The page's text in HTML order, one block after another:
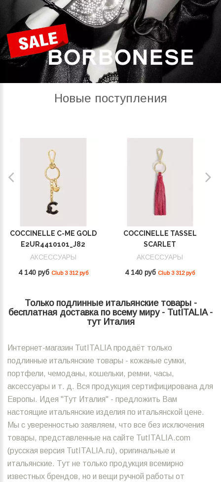
Новые поступления
COCCINELLE C-ME GOLD
E2UR4410101_J82
АКСЕССУАРЫ
4 140 руб Club 3 312 руб
COCCINELLE TASSEL
SCARLET
E2MU0410101_R02
АКСЕССУАРЫ
4 140 руб Club 3 312 руб
Только подлинные итальянские товары -
бесплатная доставка по всему миру - TutITALIA -
тут Италия
Интернет-магазин TutITALIA продаёт только
подлинные итальянские товары - кожаные сумки,
портфели, чемоданы, кошельки, ремни, часы,
аксессуары и т. д. Вся продукция сертифицирована для
Европы. Идея "Тут Италия" - предложить Вам
настоящие итальянские изделия по итальянской цене.
Мы с уверенностью заявляем, что все без исключения
товары, представленные на сайте TutITALIA.com
(русская версия TutITALIA.ru), оригинальные и
итальянские. Тут не только продукция всемирно
известных брендов, но и вещи ручной работы от